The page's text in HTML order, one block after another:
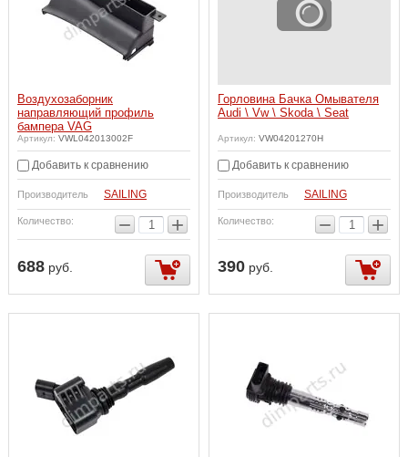
Воздухозаборник
направляющий профиль
бампера VAG
Артикул: VWL042013002F
Добавить к сравнению
Производитель SAILING
Количество: − +
688 руб.
Горловина Бачка Омывателя
Audi \ Vw \ Skoda \ Seat
Артикул: VW04201270H
Добавить к сравнению
Производитель SAILING
Количество: − +
390 руб.